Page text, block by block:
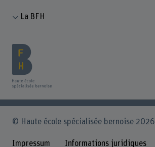
La BFH
© Haute école spécialisée bernoise 2026
Impressum Informations juridiques